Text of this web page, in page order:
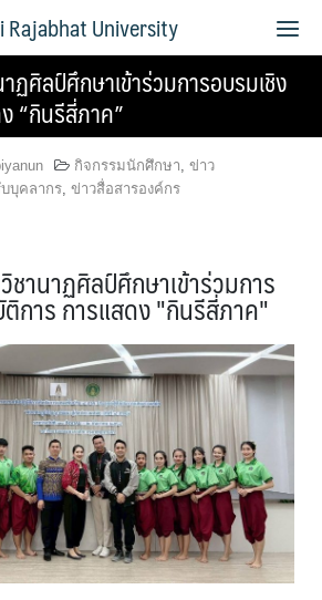
Rajabhat University
ฏศิลป์ศึกษาเข้าร่วมการอบรมเชิง
“กินรีสี่ภาค”
กิจกรรมนักศึกษา, ข่าว
บุคลากร, ข่าวสื่อสารองค์กร
ชานาฏศิลป์ศึกษาเข้าร่วมการ
การ การแสดง "กินรีสี่ภาค"